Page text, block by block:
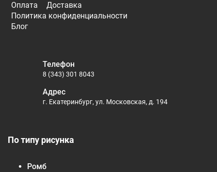
Оплата
Доставка
Политика конфиденциальности
Блог
По типу рисунка
Ромб
Телефон
8 (343) 301 8043
Адрес
г. Екатеринбург, ул. Московская, д. 194